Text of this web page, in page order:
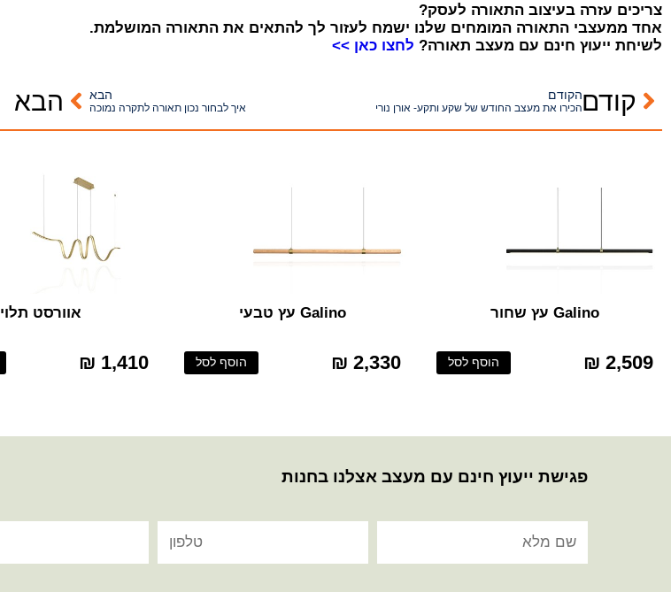
צריכים עזרה בעיצוב התאורה לעסק?
אחד ממעצבי התאורה המומחים שלנו ישמח לעזור לך להתאים את התאורה המושלמת.
לשיחת ייעוץ חינם עם מעצב תאורה? לחצו כאן >>
קודםהקודם
הכירו את מעצב החודש של שקע ותקע- אורן נורי
הבא
איך לבחור נכון תאורה לתקרה נמוכה הבא
Galino עץ שחור
2,509 ₪ הוסף לסל
Galino עץ טבעי
2,330 ₪ הוסף לסל
אוורסט תלוי
1,410 ₪
פגישת ייעוץ חינם עם מעצב אצלנו בחנות